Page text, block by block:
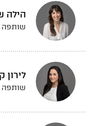
הילה
שותפה
לירון
שותפה